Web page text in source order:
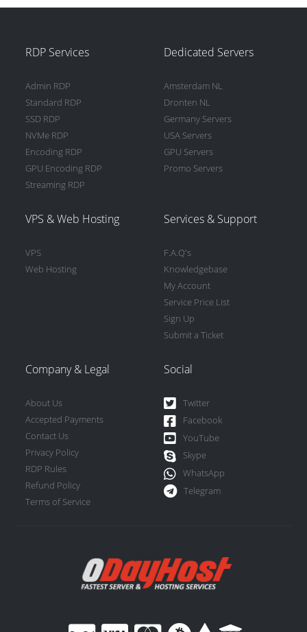
RDP Services
Admin RDP
Standard RDP
SSD RDP
NVMe RDP
Encoding RDP
GPU Encoding RDP
Streaming RDP
Dedicated Servers
Amsterdam NL
Dronten NL
Germany Servers
USA Servers
GPU Servers
Promo Servers
VPS & Web Hosting
VPS
Web Hosting
Services & Support
F.A.Q's
Knowledgebase
My Account
Service Price List
Sign Up
Submit a Ticket
Company & Legal
About Us
Accepted Payments
Contact Us
Privacy Policy
RDP Rules
Refund Policy
Terms of Service
Social
Twitter
Facebook
YouTube
Skype
WhatsApp
Telegram